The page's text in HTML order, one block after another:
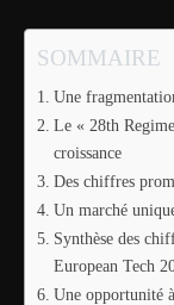
SOMMAIRE
Une
Le « 28th
croissance
Des chiffres
Un marché
Synthèse des
European Tech
Une opportunité